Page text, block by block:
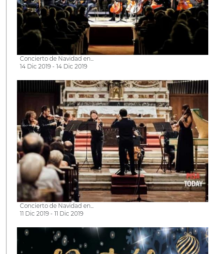
Concierto de Navidad en...
14 Dic 2019 - 14 Dic 2019
Concierto de Navidad en...
11 Dic 2019 - 11 Dic 2019